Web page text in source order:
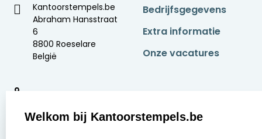
Kantoorstempels.be
Abraham Hansstraat
6
8800 Roeselare
België
9
Bedrijfsgegevens
Extra informatie
Onze vacatures
Welkom bij Kantoorstempels.be